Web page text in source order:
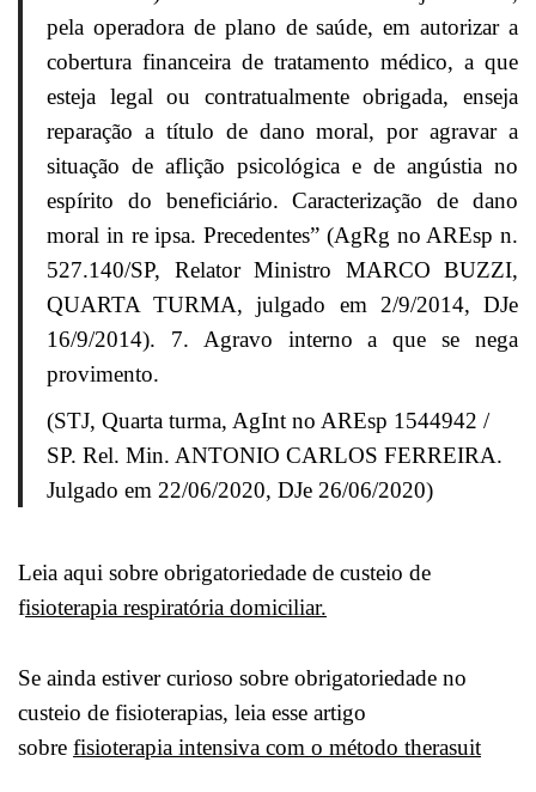
pela operadora de plano de saúde, em autorizar a
cobertura financeira de tratamento médico, a que
esteja legal ou contratualmente obrigada, enseja
reparação a título de dano moral, por agravar a
situação de aflição psicológica e de angústia no
espírito do beneficiário. Caracterização de dano
moral in re ipsa. Precedentes” (AgRg no AREsp n.
527.140/SP, Relator Ministro MARCO BUZZI,
QUARTA TURMA, julgado em 2/9/2014, DJe
16/9/2014). 7. Agravo interno a que se nega
provimento.
(STJ, Quarta turma, AgInt no AREsp 1544942 /
SP. Rel. Min. ANTONIO CARLOS FERREIRA.
Julgado em 22/06/2020, DJe 26/06/2020)
Leia aqui sobre obrigatoriedade de custeio de
fisioterapia respiratória domiciliar.
Se ainda estiver curioso sobre obrigatoriedade no
custeio de fisioterapias, leia esse artigo
sobre fisioterapia intensiva com o método therasuit